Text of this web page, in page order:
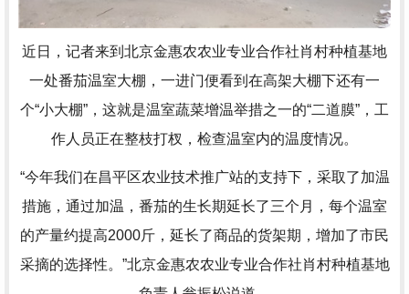
近日，记者来到北京金惠农农业专业合作社肖村种植基地
一处番茄温室大棚，一进门便看到在高架大棚下还有一
个“小大棚”，这就是温室蔬菜增温举措之一的“二道膜”，工
作人员正在整枝打杈，检查温室内的温度情况。
“今年我们在昌平区农业技术推广站的支持下，采取了加温
措施，通过加温，番茄的生长期延长了三个月，每个温室
的产量约提高2000斤，延长了商品的货架期，增加了市民
采摘的选择性。”北京金惠农农业专业合作社肖村种植基地